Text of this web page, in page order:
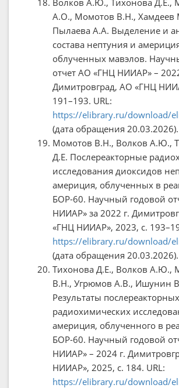
А.О., Момотов В.Н., Хамдеев
Пылаева А.А. Выделение и
состава нептуния и
облученных мавэлов.
отчет АО «ГНЦ НИИАР» –
Димитровград, АО «ГНЦ
191–193. URL:
https://elibrary.ru/download/
(дата обращения 20.03.2026).
Момотов В.Н., Волков А.Ю.,
Д.Е. Послереакторные
исследования диоксидов
америция, облученных в
БОР-60. Научный годовой
НИИАР» за 2022 г.
«ГНЦ НИИАР», 2023, с.
https://elibrary.ru/download/
(дата обращения 20.03.2026).
Тихонова Д.Е., Волков А.Ю.,
В.Н., Угрюмов А.В., Ишунин
Результаты послереакторных
радиохимических
америция, облученного в
БОР-60. Научный годовой
НИИАР» – 2024 г.
НИИАР», 2025, с. 184. URL:
https://elibrary.ru/download/